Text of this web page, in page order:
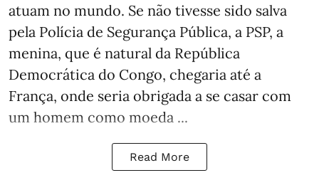
atuam no mundo. Se não tivesse sido salva
pela Polícia de Segurança Pública, a PSP, a
menina, que é natural da República
Democrática do Congo, chegaria até a
França, onde seria obrigada a se casar com
um homem como moeda ...
Read More